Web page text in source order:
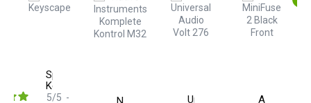
Spectrasonics
Keyscape
5/5 -
Universal
Arturia